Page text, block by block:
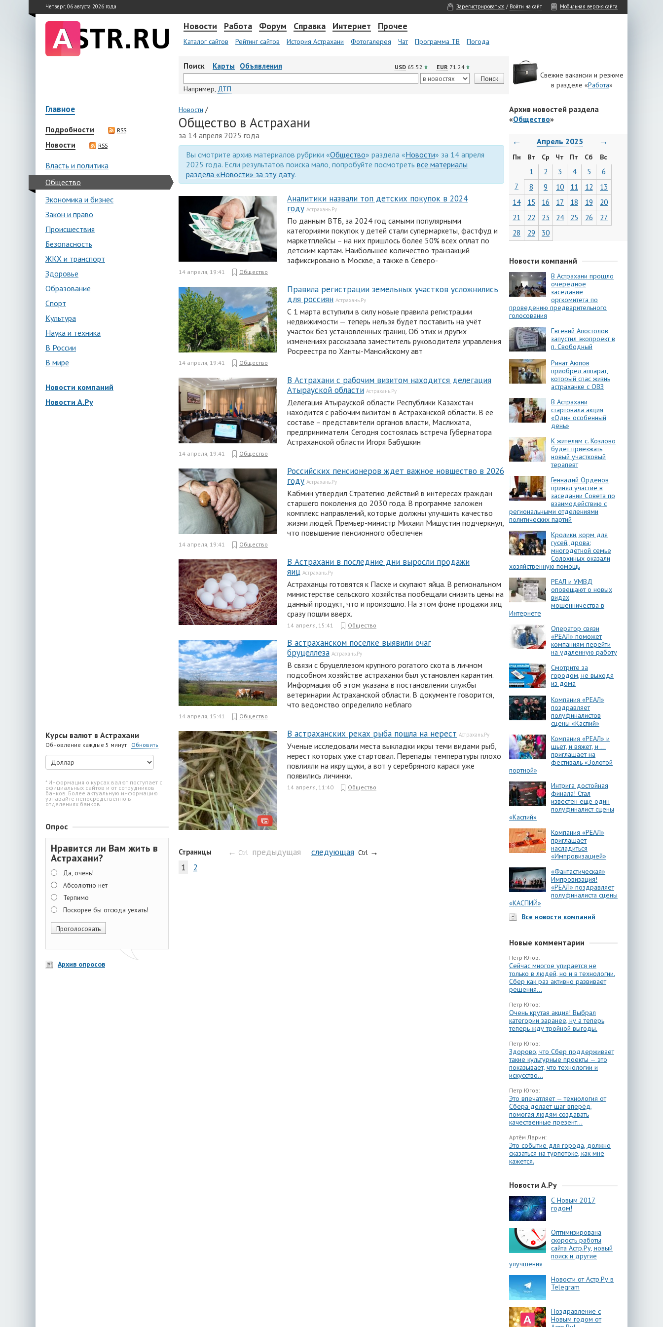
Четверг, 06 августа 2026 года Зарегистрироваться / Войти на сайт Мобильная версия сайта
Новости Работа Форум Справка Интернет Прочее
Каталог сайтов Рейтинг сайтов История Астрахани Фотогалерея Чат Программа ТВ Погода
Поиск Карты Объявления USD 65.52 EUR 71.24
Например, ДТП
Свежие вакансии и резюме
в разделе «Работа»
Главное
Подробности RSS
Новости RSS
Власть и политика
Общество
Экономика и бизнес
Закон и право
Происшествия
Безопасность
ЖКХ и транспорт
Здоровье
Образование
Спорт
Культура
Наука и техника
В России
В мире
Новости компаний
Новости А.Ру
Курсы валют в Астрахани
Обновление каждые 5 минут | Обновить
* Информация о курсах валют поступает с
официальных сайтов и от сотрудников
банков. Более актуальную информацию
узнавайте непосредственно в
отделениях банков.
Опрос
Нравится ли Вам жить в
Астрахани?
Да, очень!
Абсолютно нет
Терпимо
Поскорее бы отсюда уехать!
Архив опросов
Новости /
Общество в Астрахани
за 14 апреля 2025 года
Вы смотрите архив материалов рубрики «Общество» раздела «Новости» за 14 апреля
2025 года. Если результатов поиска мало, попробуйте посмотреть все материалы
раздела «Новости» за эту дату.
Аналитики назвали топ детских покупок в 2024
году Астрахань.Ру
По данным ВТБ, за 2024 год самыми популярными
категориями покупок у детей стали супермаркеты, фастфуд и
маркетплейсы – на них пришлось более 50% всех оплат по
детским картам. Наибольшее количество транзакций
зафиксировано в Москве, а также в Северо-
14 апреля, 19:41 Общество
Правила регистрации земельных участков усложнились
для россиян Астрахань.Ру
С 1 марта вступили в силу новые правила регистрации
недвижимости — теперь нельзя будет поставить на учёт
участок без установленных границ. Об этих и других
изменениях рассказала заместитель руководителя управления
Росреестра по Ханты-Мансийскому авт
14 апреля, 19:41 Общество
В Астрахани с рабочим визитом находится делегация
Атырауской области Астрахань.Ру
Делегация Атырауской области Республики Казахстан
находится с рабочим визитом в Астраханской области. В её
составе – представители органов власти, Маслихата,
предприниматели. Сегодня состоялась встреча Губернатора
Астраханской области Игоря Бабушкин
14 апреля, 19:41 Общество
Российских пенсионеров ждет важное новшество в 2026
году Астрахань.Ру
Кабмин утвердил Стратегию действий в интересах граждан
старшего поколения до 2030 года. В программе заложен
комплекс направлений, которые должны улучшить качество
жизни людей. Премьер-министр Михаил Мишустин подчеркнул,
что повышение пенсионного обеспечен
14 апреля, 19:41 Общество
В Астрахани в последние дни выросли продажи
яиц Астрахань.Ру
Астраханцы готовятся к Пасхе и скупают яйца. В региональном
министерстве сельского хозяйства пообещали снизить цены на
данный продукт, что и произошло. На этом фоне продажи яиц
сразу пошли вверх.
14 апреля, 15:41 Общество
В астраханском поселке выявили очаг
бруцеллеза Астрахань.Ру
В связи с бруцеллезом крупного рогатого скота в личном
подсобном хозяйстве астраханки был установлен карантин.
Информация об этом указана в постановлении службы
ветеринарии Астраханской области. В документе говорится,
что ведомство определило неблаго
14 апреля, 15:41 Общество
В астраханских реках рыба пошла на нерест Астрахань.Ру
Ученые исследовали места выкладки икры теми видами рыб,
нерест которых уже стартовал. Перепады температуры плохо
повлияли на икру щуки, а вот у серебряного карася уже
появились личинки.
14 апреля, 11:40 Общество
Страницы ← Ctrl предыдущая следующая Ctrl →
1
2
Архив новостей раздела
«Общество»
← Апрель 2025 →
Пн Вт Ср Чт Пт Сб Вс
1 2 3 4 5
6
7
8 9 10 11 12
13
14
15 16 17 18 19
20
21
22 23 24 25 26
27
28
29 30
Новости компаний
В Астрахани прошло
очередное
заседание
оргкомитета по
проведению предварительного
голосования
Евгений Апостолов
запустил экопроект в
п. Свободный
Ринат Аюпов
приобрел аппарат,
который спас жизнь
астраханке с ОВЗ
В Астрахани
стартовала акция
«Один особенный
день»
К жителям с. Козлово
будет приезжать
новый участковый
терапевт
Геннадий Орденов
принял участие в
заседании Совета по
взаимодействию с
региональными отделениями
политических партий
Кролики, корм для
гусей, дрова:
многодетной семье
Солохиных оказали
хозяйственную помощь
РЕАЛ и УМВД
оповещают о новых
видах
мошенничества в
Интернете
Оператор связи
«РЕАЛ» поможет
компаниям перейти
на удаленную работу
Смотрите за
городом, не выходя
из дома
Компания «РЕАЛ»
поздравляет
полуфиналистов
сцены «Каспий»
Компания «РЕАЛ» и
шьет, и вяжет, и …
приглашает на
фестиваль «Золотой
портной»
Интрига достойная
финала! Стал
известен еще один
полуфиналист сцены
«Каспий»
Компания «РЕАЛ»
приглашает
насладиться
«Импровизацией»
«Фантастическая»
Импровизация!
«РЕАЛ» поздравляет
полуфиналиста сцены
«КАСПИЙ»
Все новости компаний
Новые комментарии
Петр Югов:
Сейчас многое упирается не
только в людей, но и в технологии.
Сбер как раз активно развивает
решения...
Петр Югов:
Очень крутая акция! Выбрал
категории заранее, ну а теперь
теперь жду тройной выгоды.
Петр Югов:
Здорово, что Сбер поддерживает
такие культурные проекты — это
показывает, что технологии и
искусство...
Петр Югов:
Это впечатляет — технология от
Сбера делает шаг вперёд,
помогая людям создавать
качественные презент...
Артём Ларин:
Это событие для города, должно
сказаться на турпотоке, как мне
кажется.
Новости А.Ру
С Новым 2017
годом!
Оптимизирована
скорость работы
сайта Астр.Ру, новый
поиск и другие
улучшения
Новости от Астр.Ру в
Telegram
Поздравление с
Новым годом от